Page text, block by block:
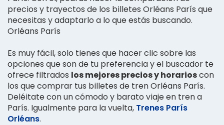
precios y trayectos de los billetes Orléans París que
necesitas y adaptarlo a lo que estás buscando.
Orléans París
Es muy fácil, solo tienes que hacer clic sobre las
opciones que son de tu preferencia y el buscador te
ofrece filtrados los mejores precios y horarioscon
los que comprar tus billetes de tren Orléans París.
Deléitate con un cómodo y barato viaje en tren a
París. Igualmente para la vuelta, Trenes París
Orléans.